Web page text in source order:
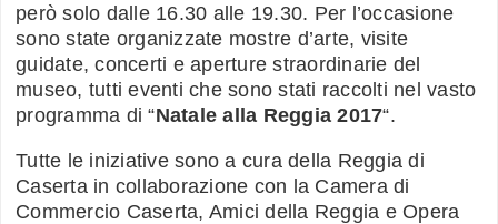
però solo dalle 16.30 alle 19.30. Per l’occasione
sono state organizzate mostre d’arte, visite
guidate, concerti e aperture straordinarie del
museo, tutti eventi che sono stati raccolti nel vasto
programma di “Natale alla Reggia 2017“.
Tutte le iniziative sono a cura della Reggia di
Caserta in collaborazione con la Camera di
Commercio Caserta, Amici della Reggia e Opera